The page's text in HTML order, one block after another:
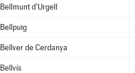
Bellmunt d'Urgell
Bellpuig
Bellver de Cerdanya
Bellvís